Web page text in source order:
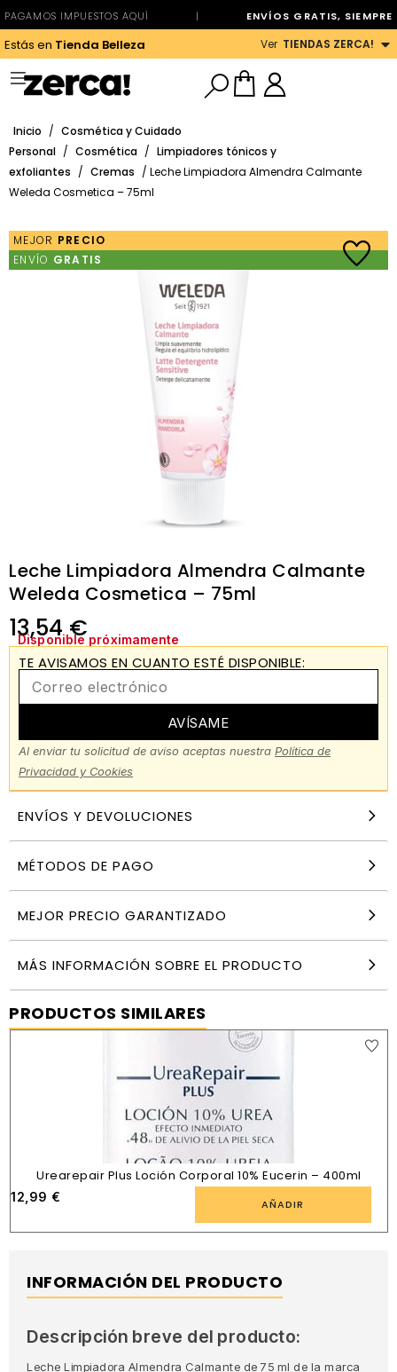
PAGAMOS IMPUESTOS AQUÍ | ENVÍOS GRATIS, SIEMPRE
Estás en Tienda Belleza Ver TIENDAS ZERCA!
Inicio / Cosmética y Cuidado
Personal / Cosmética / Limpiadores tónicos y
exfoliantes / Cremas / Leche Limpiadora Almendra Calmante
Weleda Cosmetica – 75ml
MEJOR PRECIO
ENVÍO GRATIS
Leche Limpiadora Almendra Calmante
Weleda Cosmetica – 75ml
13,54€
Disponible próximamente
TE AVISAMOS EN CUANTO ESTÉ DISPONIBLE:
AVÍSAME
Al enviar tu solicitud de aviso aceptas nuestra Política de
Privacidad y Cookies
ENVÍOS Y DEVOLUCIONES
MÉTODOS DE PAGO
MEJOR PRECIO GARANTIZADO
MÁS INFORMACIÓN SOBRE EL PRODUCTO
PRODUCTOS SIMILARES
Urearepair Plus Loción Corporal 10% Eucerin – 400ml
12,99 € AÑADIR
INFORMACIÓN DEL PRODUCTO
Descripción breve del producto:
Leche Limpiadora Almendra Calmante de 75 ml de la marca